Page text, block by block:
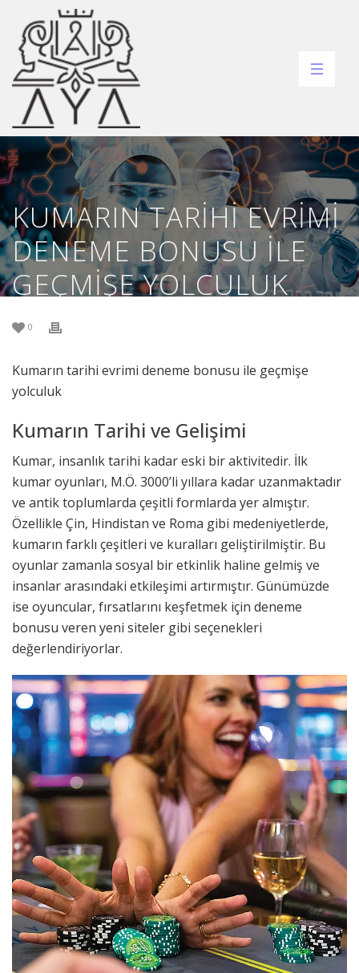
KUMARIN TARIHI EVRIMI
DENEME BONUSU ILE
GEÇMIŞE YOLCULUK
0
Kumarın tarihi evrimi deneme bonusu ile geçmişe
yolculuk
Kumarın Tarihi ve Gelişimi
Kumar, insanlık tarihi kadar eski bir aktivitedir. İlk
kumar oyunları, M.Ö. 3000’li yıllara kadar uzanmaktadır
ve antik toplumlarda çeşitli formlarda yer almıştır.
Özellikle Çin, Hindistan ve Roma gibi medeniyetlerde,
kumarın farklı çeşitleri ve kuralları geliştirilmiştir. Bu
oyunlar zamanla sosyal bir etkinlik haline gelmiş ve
insanlar arasındaki etkileşimi artırmıştır. Günümüzde
ise oyuncular, fırsatlarını keşfetmek için deneme
bonusu veren yeni siteler gibi seçenekleri
değerlendiriyorlar.